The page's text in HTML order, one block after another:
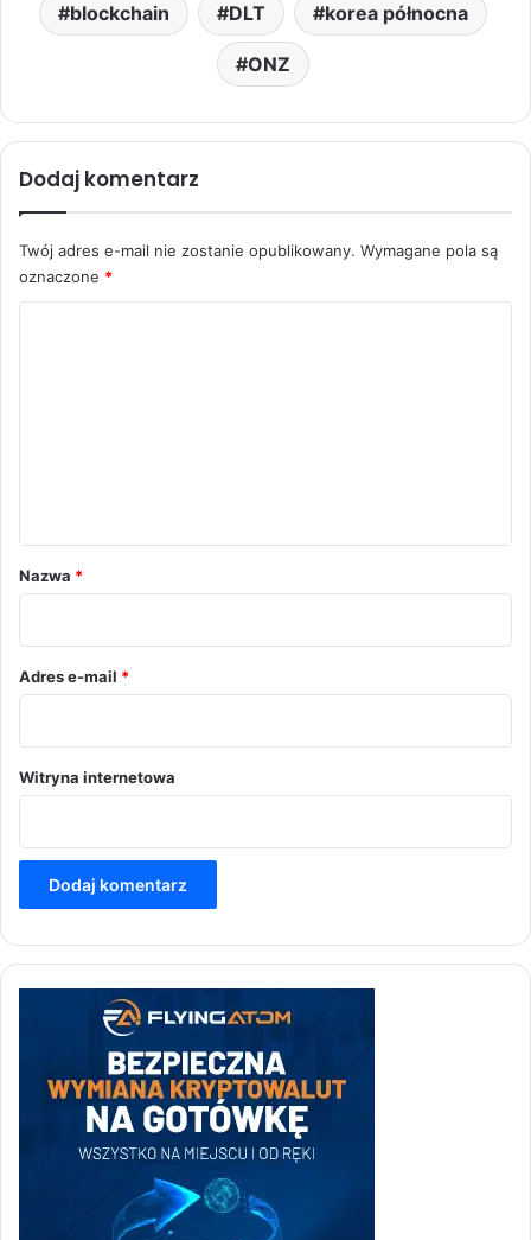
blockchain DLT korea północna
ONZ
Dodaj komentarz
Twój adres e-mail nie zostanie opublikowany. Wymagane pola są
oznaczone *
r
*
Nazwa *
Adres e-mail *
Witryna internetowa